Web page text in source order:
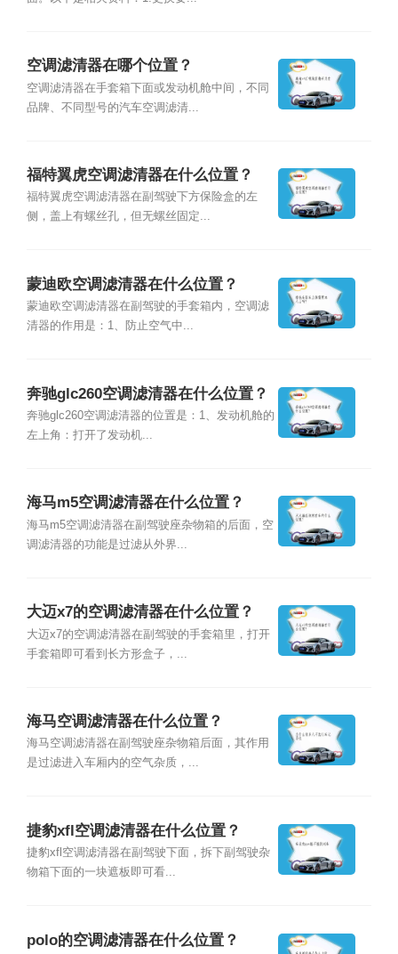
空调滤清器在哪个位置？
空调滤清器在手套箱下面或发动机舱中间，不同
品牌、不同型号的汽车空调滤清...
福特翼虎空调滤清器在什么位置？
福特翼虎空调滤清器在副驾驶下方保险盒的左
侧，盖上有螺丝孔，但无螺丝固定...
蒙迪欧空调滤清器在什么位置？
蒙迪欧空调滤清器在副驾驶的手套箱内，空调滤
清器的作用是：1、防止空气中...
奔驰glc260空调滤清器在什么位置？
奔驰glc260空调滤清器的位置是：1、发动机舱的
左上角：打开了发动机...
海马m5空调滤清器在什么位置？
海马m5空调滤清器在副驾驶座杂物箱的后面，空
调滤清器的功能是过滤从外界...
大迈x7的空调滤清器在什么位置？
大迈x7的空调滤清器在副驾驶的手套箱里，打开
手套箱即可看到长方形盒子，...
海马空调滤清器在什么位置？
海马空调滤清器在副驾驶座杂物箱后面，其作用
是过滤进入车厢内的空气杂质，...
捷豹xfl空调滤清器在什么位置？
捷豹xfl空调滤清器在副驾驶下面，拆下副驾驶杂
物箱下面的一块遮板即可看...
polo的空调滤清器在什么位置？